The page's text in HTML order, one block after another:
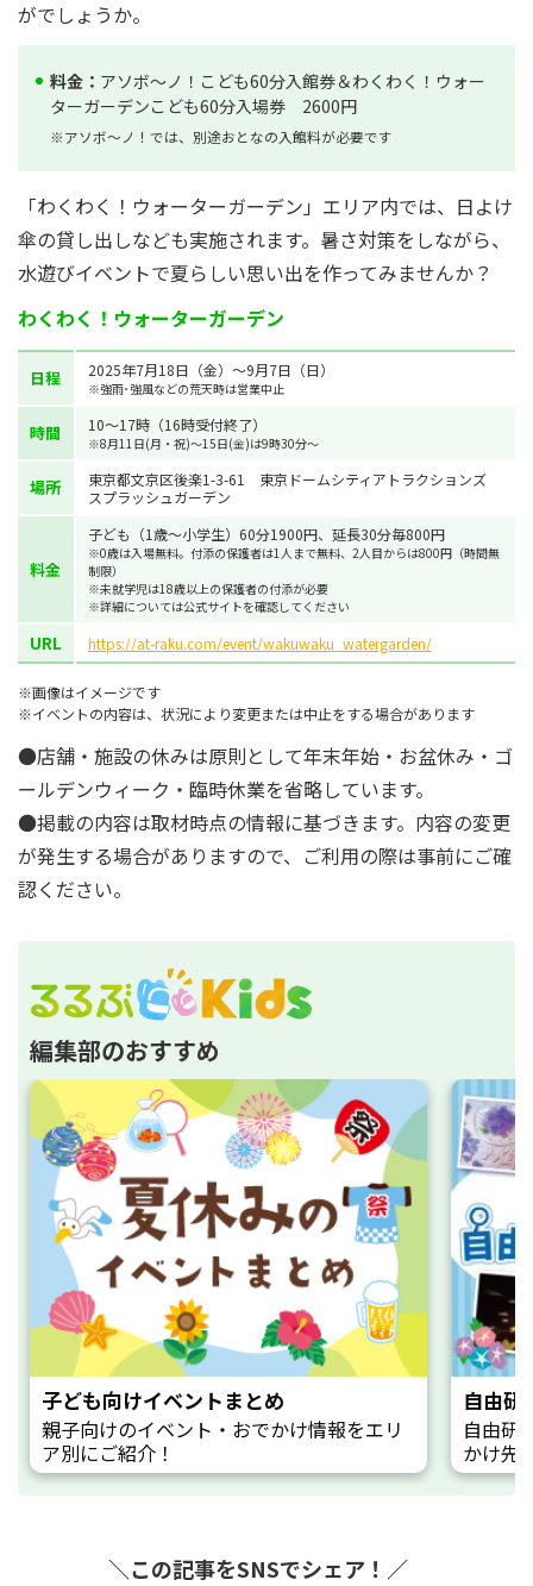
がでしょうか。
料金： アソボ～ノ！こども60分入館券＆わくわく！ウォー
ターガーデンこども60分入場券 2600円
※アソボ～ノ！では、別途おとなの入館料が必要です
「わくわく！ウォーターガーデン」エリア内では、日よけ
傘の貸し出しなども実施されます。暑さ対策をしながら、
水遊びイベントで夏らしい思い出を作ってみませんか？
わくわく！ウォーターガーデン
日程 2025年7月18日（金）～9月7日（日）
※強雨･強風などの荒天時は営業中止
時間 10～17時（16時受付終了）
※8月11日(月・祝)～15日(金)は9時30分～
場所
東京都文京区後楽1-3-61 東京ドームシティアトラクションズ
スプラッシュガーデン
料金
子ども（1歳～小学生）60分1900円、延長30分毎800円
※0歳は入場無料。付添の保護者は1人まで無料、2人目からは800円（時間無
制限）
※未就学児は18歳以上の保護者の付添が必要
※詳細については公式サイトを確認してください
URL https://at-raku.com/event/wakuwaku_watergarden/
※画像はイメージです
※イベントの内容は、状況により変更または中止をする場合があります
●店舗・施設の休みは原則として年末年始・お盆休み・ゴ
ールデンウィーク・臨時休業を省略しています。
●掲載の内容は取材時点の情報に基づきます。内容の変更
が発生する場合がありますので、ご利用の際は事前にご確
認ください。
編集部のおすすめ
子ども向けイベントまとめ
親子向けのイベント・おでかけ情報をエリ
ア別にご紹介！
自由研
自由研
かけ先
＼この記事をSNSでシェア！／